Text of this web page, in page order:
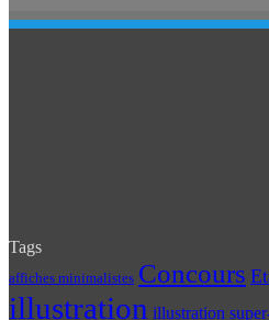
Tags
affiches minimalistes Concours
illustration illustration